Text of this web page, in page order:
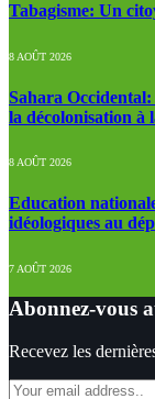
Tabagisme: Un
8 AOÛT 2026
Sahara
la décolonisation à
8 AOÛT 2026
Education
idéologiques au
7 AOÛT 2026
Abonnez-vous
Recevez les